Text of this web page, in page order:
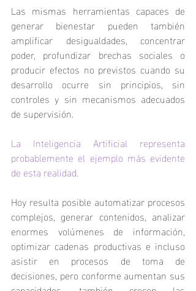
Las mismas herramientas capaces de
generar bienestar pueden también
amplificar desigualdades, concentrar
poder, profundizar brechas sociales o
producir efectos no previstos cuando su
desarrollo ocurre sin principios, sin
controles y sin mecanismos adecuados
de supervisión.
La Inteligencia Artificial representa
probablemente el ejemplo más evidente
de esta realidad.
Hoy resulta posible automatizar procesos
complejos, generar contenidos, analizar
enormes volúmenes de información,
optimizar cadenas productivas e incluso
asistir en procesos de toma de
decisiones, pero conforme aumentan sus